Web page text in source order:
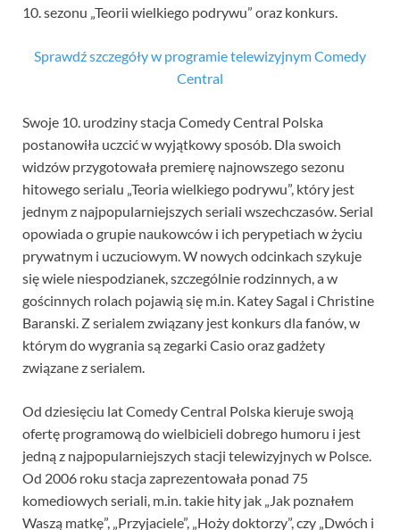
10. sezonu „Teorii wielkiego podrywu” oraz konkurs.
Sprawdź szczegóły w programie telewizyjnym Comedy
Central
Swoje 10. urodziny stacja Comedy Central Polska
postanowiła uczcić w wyjątkowy sposób. Dla swoich
widzów przygotowała premierę najnowszego sezonu
hitowego serialu „Teoria wielkiego podrywu”, który jest
jednym z najpopularniejszych seriali wszechczasów. Serial
opowiada o grupie naukowców i ich perypetiach w życiu
prywatnym i uczuciowym. W nowych odcinkach szykuje
się wiele niespodzianek, szczególnie rodzinnych, a w
gościnnych rolach pojawią się m.in. Katey Sagal i Christine
Baranski. Z serialem związany jest konkurs dla fanów, w
którym do wygrania są zegarki Casio oraz gadżety
związane z serialem.
Od dziesięciu lat Comedy Central Polska kieruje swoją
ofertę programową do wielbicieli dobrego humoru i jest
jedną z najpopularniejszych stacji telewizyjnych w Polsce.
Od 2006 roku stacja zaprezentowała ponad 75
komediowych seriali, m.in. takie hity jak „Jak poznałem
Waszą matkę”, „Przyjaciele”, „Hoży doktorzy”, czy „Dwóch i